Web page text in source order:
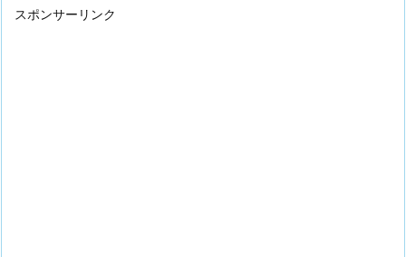
スポンサーリンク